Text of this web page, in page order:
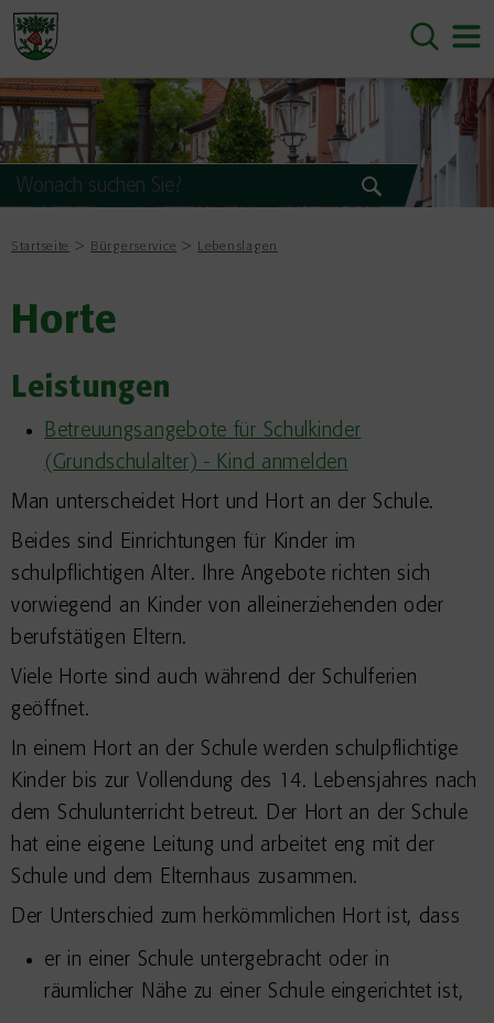
Startseite Bürgerservice Lebenslagen
Horte
Leistungen
Betreuungsangebote für Schulkinder
(Grundschulalter) - Kind anmelden
Man unterscheidet Hort und Hort an der Schule.
Beides sind Einrichtungen für Kinder im
schulpflichtigen Alter. Ihre Angebote richten sich
vorwiegend an Kinder von alleinerziehenden oder
berufstätigen Eltern.
Viele Horte sind auch während der Schulferien
geöffnet.
In einem Hort an der Schule werden schulpflichtige
Kinder bis zur Vollendung des 14. Lebensjahres nach
dem Schulunterricht betreut. Der Hort an der Schule
hat eine eigene Leitung und arbeitet eng mit der
Schule und dem Elternhaus zusammen.
Der Unterschied zum herkömmlichen Hort ist, dass
er in einer Schule untergebracht oder in
räumlicher Nähe zu einer Schule eingerichtet ist,